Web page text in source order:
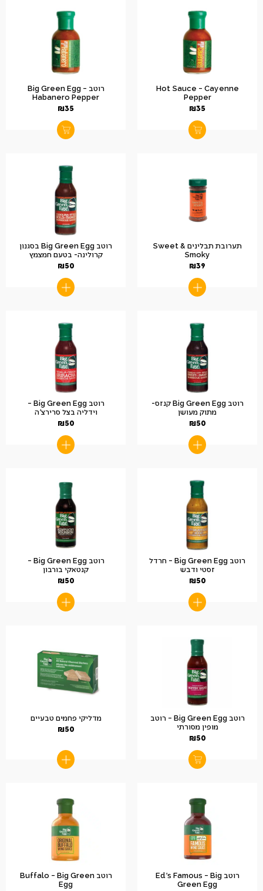
Hot Sauce – Cayenne
Pepper
₪35
רוטב Big Green Egg –
Habanero Pepper
₪35
תערובת תבלינים Sweet &
Smoky
₪39
רוטב Big Green Egg בסגנון
קרולינה- בטעם חמצמץ
₪50
רוטב Big Green Egg קנזס-
מתוק מעושן
₪50
רוטב Big Green Egg –
וידליה בצל סרירצ'ה
₪50
רוטב Big Green Egg – חרדל
זסטי ודבש
₪50
רוטב Big Green Egg –
קנטאקי בורבון
₪50
רוטב Big Green Egg – רוטב
מופין מסורתי
₪50
מדליקי פחמים טבעיים
₪50
רוטב Ed's Famous – Big
Green Egg
רוטב Buffalo – Big Green
Egg